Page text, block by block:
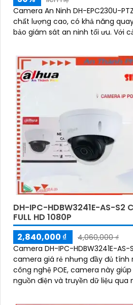
Camera An Ninh DH-EPC230U-
chất lượng cao, có khả năng
bảo giám
DH-IPC-HDBW3241E-AS-S2
FULL HD 1080P
2,840,000 ₫
4,060,000 ₫
Camera DH-IPC-HDBW3241E-
camera giá rẻ nhưng đầy đủ tính năng
công nghệ POE, camera này
nguồn điện và truyền dữ liệu